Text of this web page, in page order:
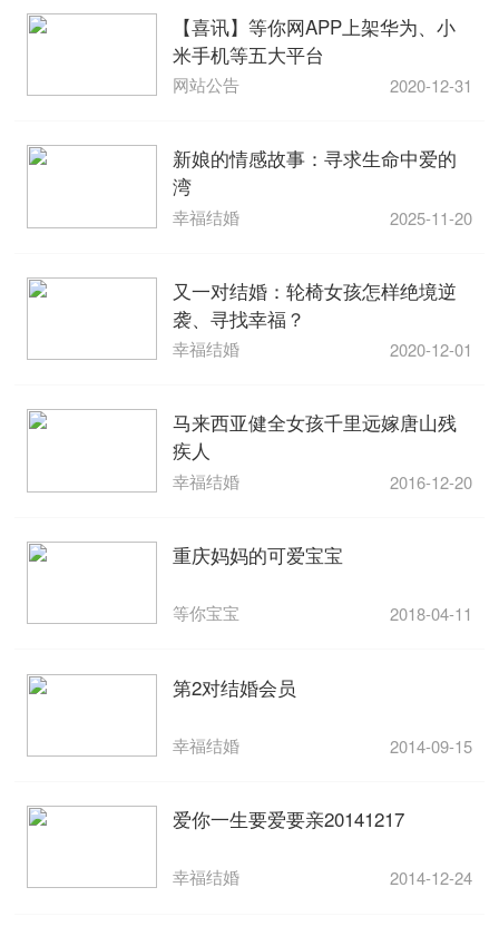
【喜讯】等你网APP上架华为、小
米手机等五大平台
网站公告 2020-12-31
新娘的情感故事：寻求生命中爱的
湾
幸福结婚 2025-11-20
又一对结婚：轮椅女孩怎样绝境逆
袭、寻找幸福？
幸福结婚 2020-12-01
马来西亚健全女孩千里远嫁唐山残
疾人
幸福结婚 2016-12-20
重庆妈妈的可爱宝宝
等你宝宝 2018-04-11
第2对结婚会员
幸福结婚 2014-09-15
爱你一生要爱要亲20141217
幸福结婚 2014-12-24